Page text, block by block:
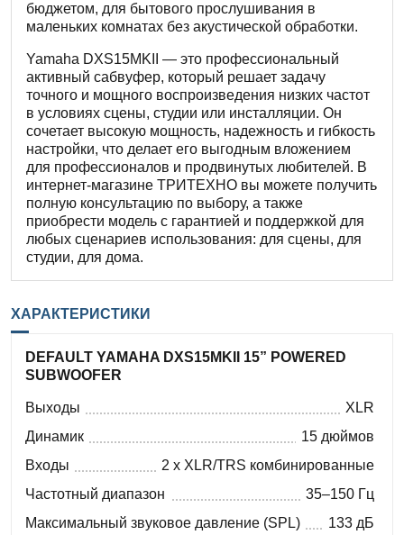
бюджетом, для бытового прослушивания в
маленьких комнатах без акустической обработки.
Yamaha DXS15MKII — это профессиональный
активный сабвуфер, который решает задачу
точного и мощного воспроизведения низких частот
в условиях сцены, студии или инсталляции. Он
сочетает высокую мощность, надежность и гибкость
настройки, что делает его выгодным вложением
для профессионалов и продвинутых любителей. В
интернет-магазине ТРИТЕХНО вы можете получить
полную консультацию по выбору, а также
приобрести модель с гарантией и поддержкой для
любых сценариев использования: для сцены, для
студии, для дома.
ХАРАКТЕРИСТИКИ
DEFAULT YAMAHA DXS15MKII 15” POWERED
SUBWOOFER
Выходы
XLR
Динамик
15 дюймов
Входы
2 x XLR/TRS комбинированные
Частотный диапазон
35–150 Гц
Максимальный звуковое давление (SPL)
133 дБ